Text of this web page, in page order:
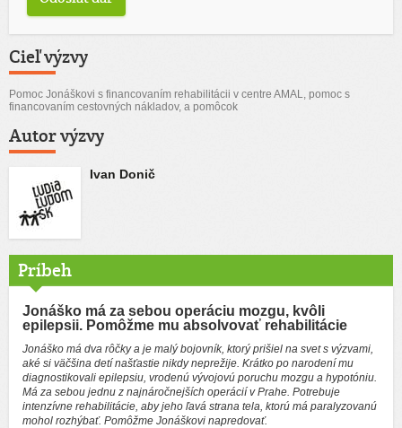
Cieľ výzvy
Pomoc Jonáškovi s financovaním rehabilitácii v centre AMAL, pomoc s
financovaním cestovných nákladov, a pomôcok
Autor výzvy
Ivan Donič
Príbeh
Jonáško má za sebou operáciu mozgu, kvôli
epilepsii. Pomôžme mu absolvovať rehabilitácie
Jonáško má dva rôčky a je malý bojovník, ktorý prišiel na svet s výzvami,
aké si väčšina detí našťastie nikdy neprežije. Krátko po narodení mu
diagnostikovali epilepsiu, vrodenú vývojovú poruchu mozgu a hypotóniu.
Má za sebou jednu z najnáročnejších operácií v Prahe. Potrebuje
intenzívne rehabilitácie, aby jeho ľavá strana tela, ktorú má paralyzovanú
mohol rozhýbať. Pomôžme Jonáškovi napredovať.